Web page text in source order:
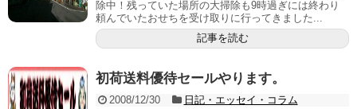
除中！残っていた場所の大掃除も9時過ぎには終わり
頼んでいたおせちを受け取りに行ってきました...
記事を読む
初荷送料優待セールやります。
2008/12/30
日記・エッセイ・コラム